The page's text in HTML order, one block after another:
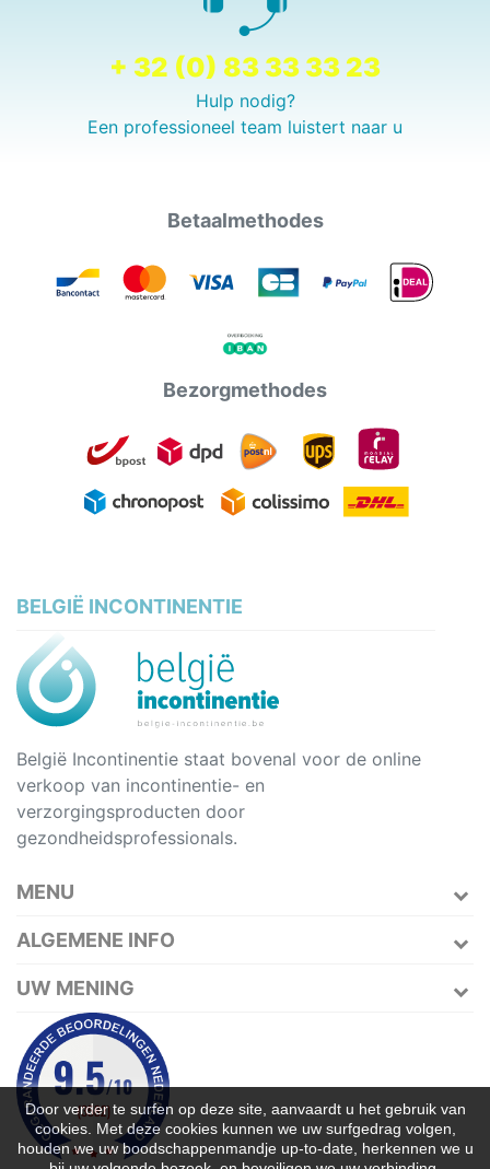
+ 32 (0) 83 33 33 23
Hulp nodig?
Een professioneel team luistert naar u
Betaalmethodes
Bezorgmethodes
BELGIË INCONTINENTIE
België Incontinentie staat bovenal voor de online
verkoop van incontinentie- en
verzorgingsproducten door
gezondheidsprofessionals.
MENU
ALGEMENE INFO
Door verder te surfen op deze site, aanvaardt u het gebruik van
cookies. Met deze cookies kunnen we uw surfgedrag volgen,
houden we uw boodschappenmandje up-to-date, herkennen we u
UW MENING